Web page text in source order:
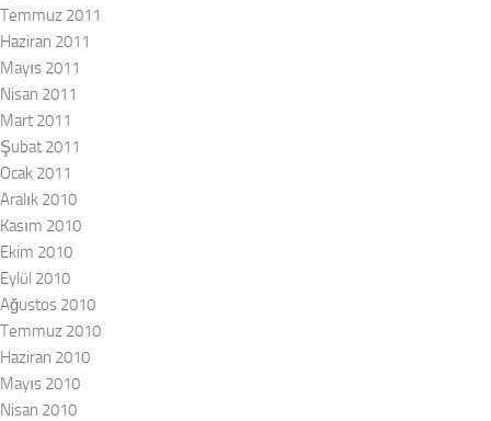
Temmuz 2011
Haziran 2011
Mayıs 2011
Nisan 2011
Mart 2011
Şubat 2011
Ocak 2011
Aralık 2010
Kasım 2010
Ekim 2010
Eylül 2010
Ağustos 2010
Temmuz 2010
Haziran 2010
Mayıs 2010
Nisan 2010